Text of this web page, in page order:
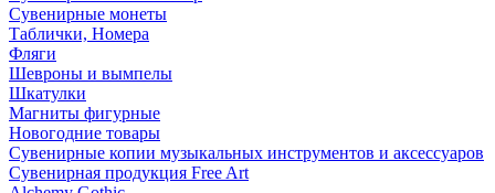
Сувенирные монеты
Таблички, Номера
Фляги
Шевроны и вымпелы
Шкатулки
Магниты фигурные
Новогодние товары
Сувенирные копии музыкальных инструментов и аксессуаров
Сувенирная продукция Free Art